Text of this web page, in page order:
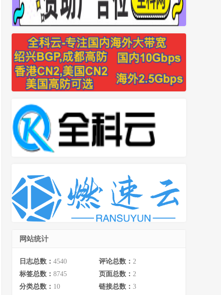
网站统计
日志总数： 4540 评论总数： 2
标签总数： 8745 页面总数： 2
分类总数： 10 链接总数： 3